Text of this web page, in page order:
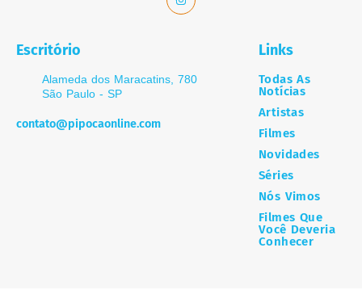
Escritório
Alameda dos Maracatins, 780
São Paulo - SP
contato@pipocaonline.com
Links
Todas As
Notícias
Artistas
Filmes
Novidades
Séries
Nós Vimos
Filmes Que
Você Deveria
Conhecer